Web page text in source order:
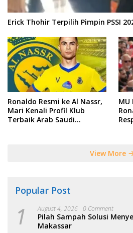
Erick Thohir Terpilih Pimpin PSSI
Ronaldo Resmi ke Al Nassr,
Mari Kenali Profil Klub
Terbaik Arab Saudi
MU
View More
Popular Post
1 August 4, 2026 0 Comment
Pilah Sampah Solusi
Makassar